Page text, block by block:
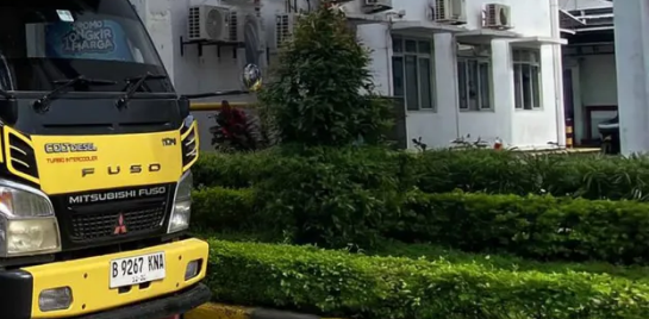
sampai septic
dariJasa Sedot WC
gedung perkantoran,
menjadi bagian dari
Pondok Aren,
Recent Posts
Jasa Sedot WC Kecamatan Cilincing,
Cepat & Harga Terjangkau
August 4, 2026 No Comments